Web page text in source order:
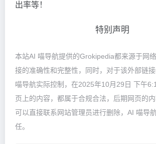
出率等！
特别声明
本站AI 喵导航提供的Grokipedia都来源于网
接的准确性和完整性，同时，对于该外部链
喵导航实际控制，在2025年10月29日 下午
页上的内容，都属于合规合法，后期网页的内
可以直接联系网站管理员进行删除，AI 喵导
任。